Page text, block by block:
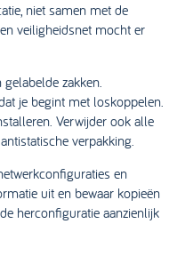
niet samen met de
veiligheidsnet mocht er
zakken.
je begint met loskoppelen.
Verwijder ook alle
verpakking.
en
uit en bewaar kopieën
herconfiguratie aanzienlijk